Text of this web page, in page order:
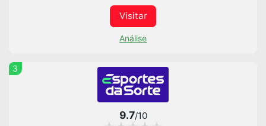
Visitar
Análise
3
9.7/10